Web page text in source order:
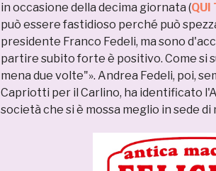
in occasione della decima giornata (QUI
può essere fastidioso perché può
presidente Franco Fedeli, ma sono
partire subito forte è positivo. Come si
mena due volte"». Andrea Fedeli, poi,
Capriotti per il Carlino, ha identificato
società che si è mossa meglio in sede di